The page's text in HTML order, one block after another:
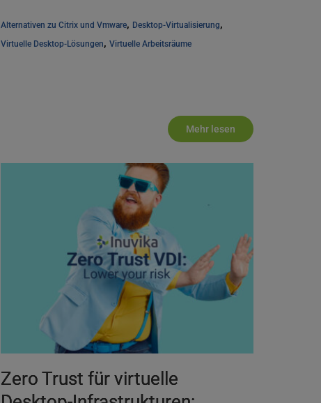
Alternativen zu Citrix und Vmware, Desktop-Virtualisierung
Virtuelle Desktop-Lösungen, Virtuelle Arbeitsräume
Mehr lesen
Zero Trust für virtuelle